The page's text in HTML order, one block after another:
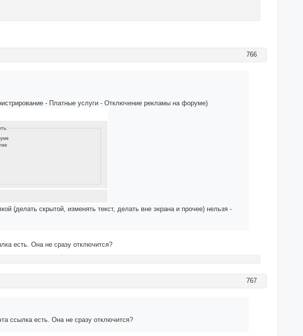
766
- Платные услуги - Отключение рекламы на форуме)
(делать скрытой, изменять текст, делать вне экрана и прочее) нельзя -
есть. Она не сразу отключится?
767
ссылка есть. Она не сразу отключится?